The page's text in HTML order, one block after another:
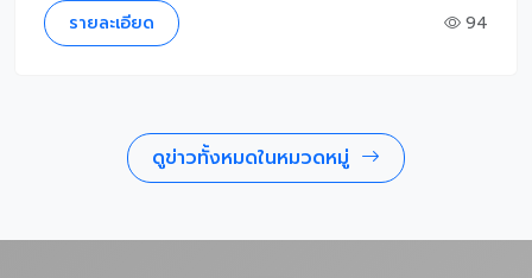
รายละเอียด 94
ดูข่าวทั้งหมดในหมวดหมู่